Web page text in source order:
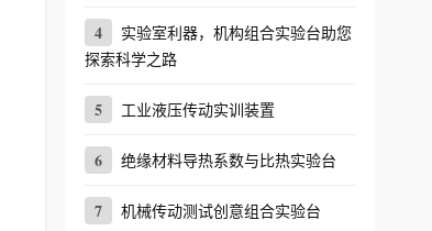
4
实验室利器，机构组合实验台助您
探索科学之路
5 工业液压传动实训装置
6 绝缘材料导热系数与比热实验台
7 机械传动测试创意组合实验台